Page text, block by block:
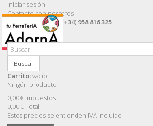
Iniciar sesión
Contacte con nosotros
Llámanos ahora: (+34) 958 816 325
Buscar
Carrito:vacío
Ningún producto
0,00 € Impuestos
0,00 €Total
Estos precios se entienden IVA incluído